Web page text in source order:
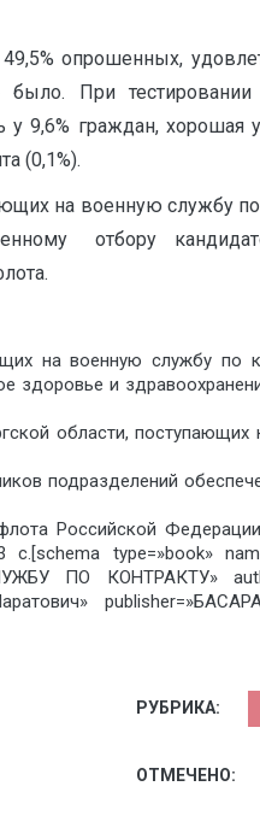
опрошенных,
При тестировании
у 9,6% граждан, хорошая
(0,1%).
на военную службу по
отбору
на военную службу по
здоровье и
области,
подразделений
Российской
type=»book»
ПО КОНТРАКТУ»
РУБРИКА:
ОТМЕЧЕНО: